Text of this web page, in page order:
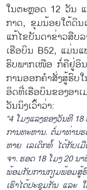
ໃນ​ຕະຫຼອດ 12 ວັນ
ກາດ, ຂຸມ​ນ້ອຍ​ໃຕ້​ດິ
ແກ້​ໄຂ​ບັນ​ດາ​ຂ່າວ​ສືບ​
ເຮືອບິນ​ B52, ແມ່ນ
ຮົບ​ພາກ​ເໜືອ ກໍ່​ຄື​ຢູ່ອິ
ການ​ອອກ​ຄຳ​ສັ່ງ​ສູ້​ຮົບ​
ອິດ​ທີ່​ເຮືອ​ບິນ​ຂອງ​ອາ​
ວັນ​ນິງ​ເວົ້າ​ວ່າ:
“4 ໂມງ​ແລງ​ຂອງວັນ​ທີ
ການ​ທະ​ຫານ. ຕໍ່​ມາທ່ານ​
ຫາຍ ເລ​ເດິກ​ທໍ້ ໄດ້​ກັບ​ເ
ຈາ. ຮອດ 18 ໂມງ 20 ນ
ພ້ອມ​ກັບ​ການ​ກຽມ​ພ້ອມ​
ເຮົາ​ໄດ້​ປະ​ຊຸມ​ກັນ ແລະ